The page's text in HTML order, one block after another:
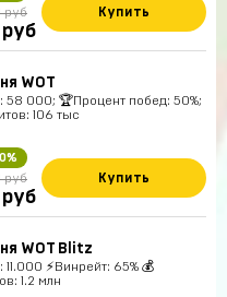
руб
руб
Купить
WOT
58 000; 🏆Процент побед: 50%;
106 тыс
руб
руб
Купить
WOT Blitz
⚡Винрейт: 65% 💰
1.2 млн